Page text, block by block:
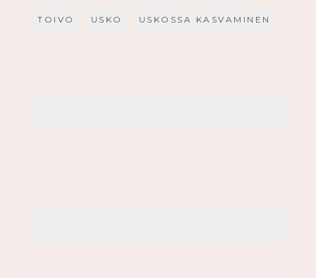
TOIVO USKO USKOSSA KASVAMINEN